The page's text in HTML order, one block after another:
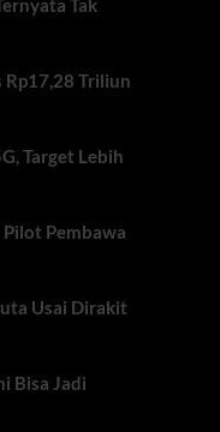
Rp17,28 Triliun
Target Lebih
Pembawa
Usai Dirakit
Bisa Jadi